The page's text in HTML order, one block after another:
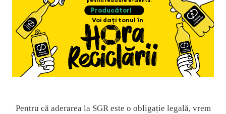
Pentru că aderarea la SGR este o obligație legală, vrem